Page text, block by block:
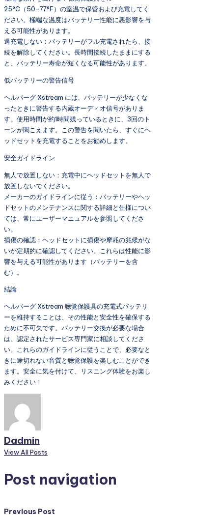
25°C（50-77°F）の室温で保管および充電してく
ださい。極端な温度はバッテリー性能に悪影響を与
える可能性があります。
過充電しない：バッテリーがフル充電されたら、接
続を解除してください。長時間接続したままにする
と、バッテリー寿命が短くなる可能性があります。
低バッテリーの警告信号
ヘルバーグ Xstream には、バッテリーが少なくな
ったときに警告する内蔵オーディオ信号がありま
す。使用時間が約1時間残っているときに、3回のト
ーンが聞こえます。この警告を聞いたら、すぐにヘ
ッドセットを充電することをお勧めします。
安全ガイドライン
無人で放置しない：充電中にヘッドセットを無人で
放置しないでください。
メーカーのガイドラインに従う：バッテリーやヘッ
ドセットのメンテナンスに関する詳細と仕様につい
ては、常にユーザーマニュアルを参照してくださ
い。
損傷の確認：ヘッドセットに損傷や摩耗の兆候がな
いか定期的に確認してください。これらは性能に影
響を与える可能性があります（バッテリーを含
む）。
結論
ヘルバーグ Xstream 聴覚保護具の充電式バッテリ
ーを維持することは、その性能と安全性を確保する
ために不可欠です。バッテリー交換が必要な場合
は、認定されたサービス専門家に相談してくださ
い。これらのガイドラインに従うことで、必要なと
きに途切れない音質と聴覚保護を楽しむことができ
ます。安全に気を付けて、リスニング体験をお楽し
みください！
Dadmin
View All Posts
Post navigation
Previous Post